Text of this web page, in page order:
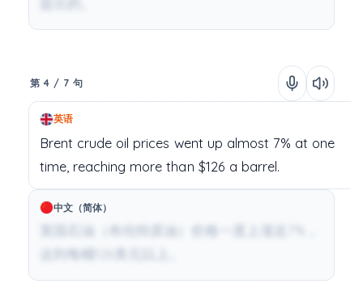
第 4 / 7 句
英语
Brent crude oil prices went up almost 7% at one
time, reaching more than $126 a barrel.
中文（简体）
达到每桶126美元以上。